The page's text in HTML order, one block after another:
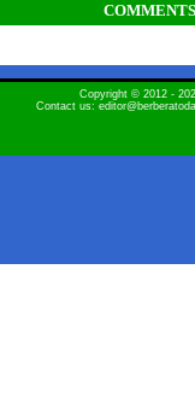
COMMENTS
Copyright © 2012 -
Contact us: